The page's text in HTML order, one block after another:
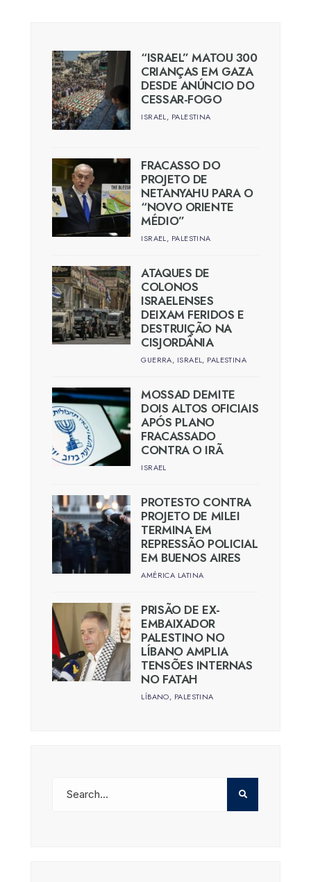
“ISRAEL” MATOU 300
CRIANÇAS EM GAZA
DESDE ANÚNCIO DO
CESSAR-FOGO
ISRAEL, PALESTINA
FRACASSO DO
PROJETO DE
NETANYAHU PARA O
“NOVO ORIENTE
MÉDIO”
ISRAEL, PALESTINA
ATAQUES DE
COLONOS
ISRAELENSES
DEIXAM FERIDOS E
DESTRUIÇÃO NA
CISJORDÂNIA
GUERRA, ISRAEL, PALESTINA
MOSSAD DEMITE
DOIS ALTOS OFICIAIS
APÓS PLANO
FRACASSADO
CONTRA O IRÃ
ISRAEL
PROTESTO CONTRA
PROJETO DE MILEI
TERMINA EM
REPRESSÃO POLICIAL
EM BUENOS AIRES
AMÉRICA LATINA
PRISÃO DE EX-
EMBAIXADOR
PALESTINO NO
LÍBANO AMPLIA
TENSÕES INTERNAS
NO FATAH
LÍBANO, PALESTINA